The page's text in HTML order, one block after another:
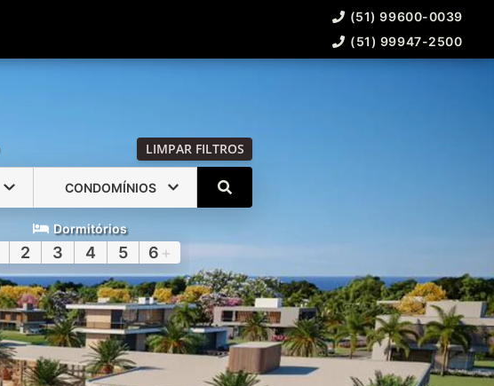
(51) 99600-0039
(51) 99947-2500
LIMPAR FILTROS
CONDOMÍNIOS
Dormitórios
2 3 4 5 6 +